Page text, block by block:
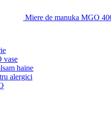
Miere de manuka MGO
vase
haine
alergici